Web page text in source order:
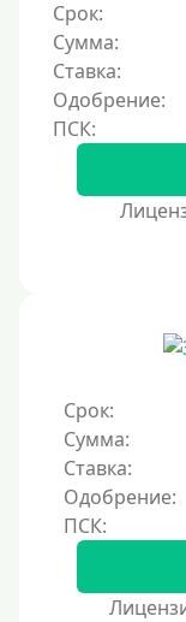
ответственное
восстановить
Для погашения
До зарплаты
Для бизнеса
По военному
По
По СНИЛСу
Без СНИЛСа
По паспорту
Срок:
Сумма:
Ставка:
Одобрение:
Срок:
Сумма:
Ставка:
Одобрение: